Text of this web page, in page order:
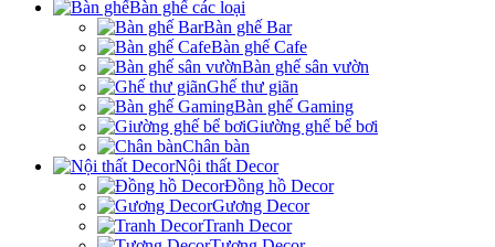
Bàn ghế các loại
Bàn ghế Bar
Bàn ghế Cafe
Bàn ghế sân vườn
Ghế thư giãn
Bàn ghế Gaming
Giường ghế bể bơi
Chân bàn
Nội thất Decor
Đồng hồ Decor
Gương Decor
Tranh Decor